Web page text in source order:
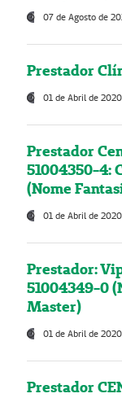
07 de Agosto de
Prestador
01 de Abril de 2020
Prestador
51004350-4:
(Nome
01 de Abril de 2020
Prestador:
51004349-0
Master)
01 de Abril de 2020
Prestador